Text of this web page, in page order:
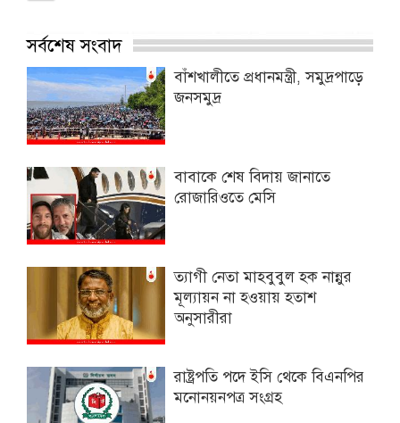
সর্বশেষ সংবাদ
বাঁশখালীতে প্রধানমন্ত্রী, সমুদ্রপাড়ে
জনসমুদ্র
বাবাকে শেষ বিদায় জানাতে
রোজারিওতে মেসি
ত্যাগী নেতা মাহবুবুল হক নান্নুর
মূল্যায়ন না হওয়ায় হতাশ
অনুসারীরা
রাষ্ট্রপতি পদে ইসি থেকে বিএনপির
মনোনয়নপত্র সংগ্রহ